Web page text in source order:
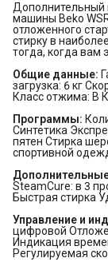
Дополнительный
машины Beko
отложенного
стирку в
тогда, когда вам
Общие данные:
загрузка: 6 кг
Класс отжима: B
Программы:
Синтетика
пятен Стирка
спортивной
SteamCure: в 3
Быстрая стирка
Управление и
цифровой
Индикация
Регулируемая